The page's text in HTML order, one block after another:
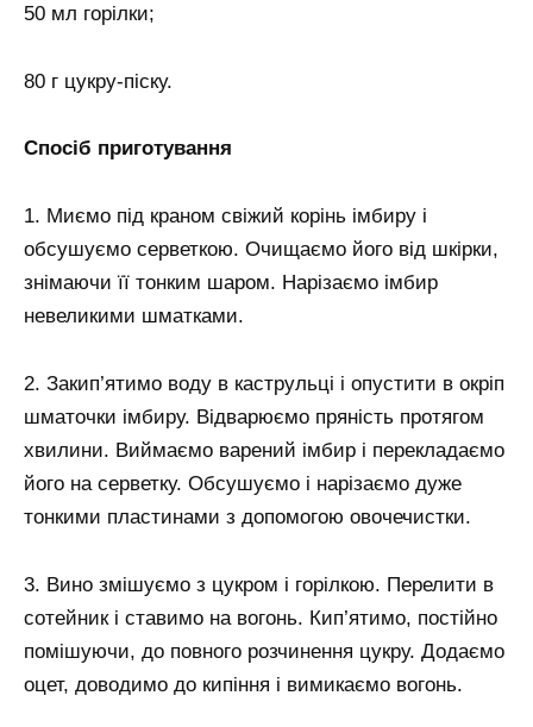
50 мл горілки;
80 г цукру-піску.
Спосіб приготування
1. Миємо під краном свіжий корінь імбиру і
обсушуємо серветкою. Очищаємо його від шкірки,
знімаючи її тонким шаром. Нарізаємо імбир
невеликими шматками.
2. Закип’ятимо воду в каструльці і опустити в окріп
шматочки імбиру. Відварюємо пряність протягом
хвилини. Виймаємо варений імбир і перекладаємо
його на серветку. Обсушуємо і нарізаємо дуже
тонкими пластинами з допомогою овочечистки.
3. Вино змішуємо з цукром і горілкою. Перелити в
сотейник і ставимо на вогонь. Кип’ятимо, постійно
помішуючи, до повного розчинення цукру. Додаємо
оцет, доводимо до кипіння і вимикаємо вогонь.